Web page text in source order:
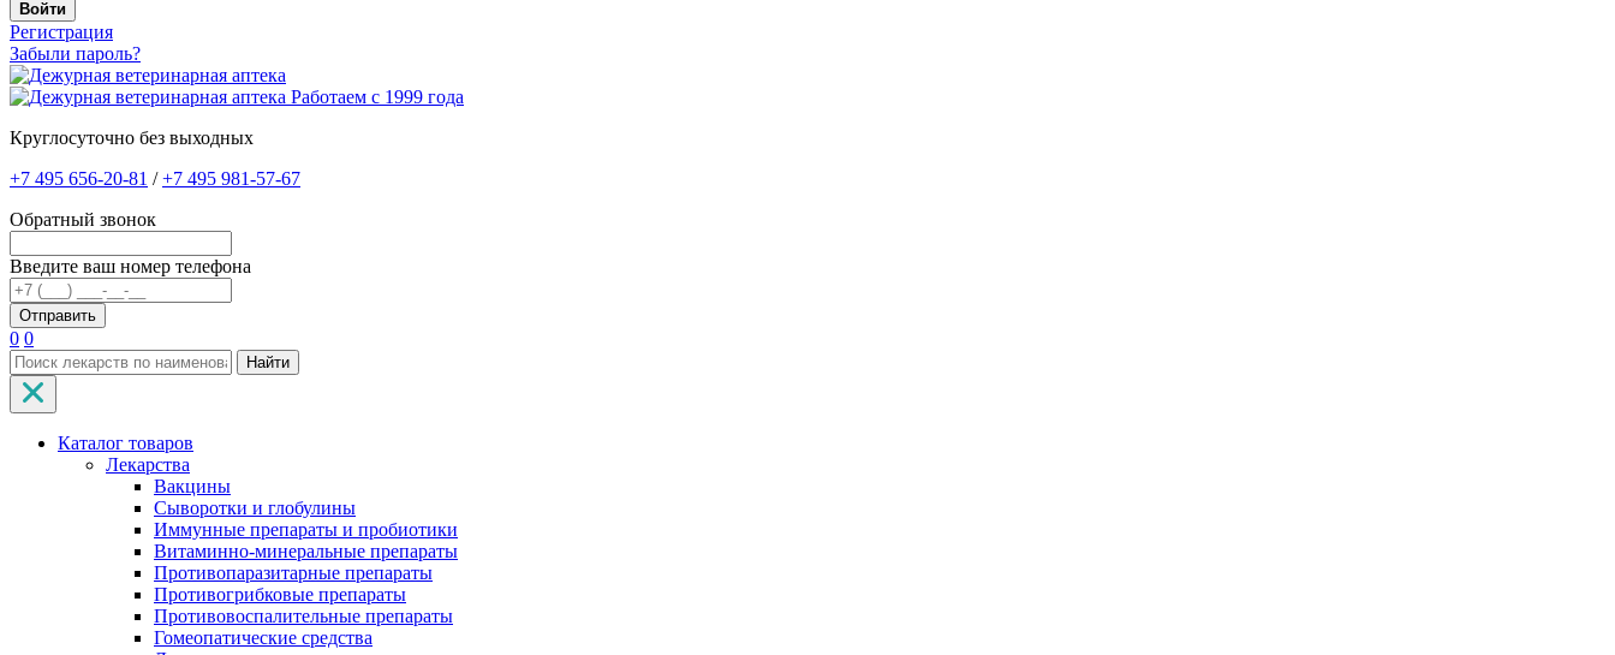
Войти
Регистрация
Забыли пароль?
Работаем с 1999 года
Круглосуточно без выходных
+7 495 656-20-81 /+7 495 981-57-67
Обратный звонок
Введите ваш номер телефона
0 0
Найти
Каталог товаров
Лекарства
Вакцины
Сыворотки и глобулины
Иммунные препараты и пробиотики
Витаминно-минеральные препараты
Противопаразитарные препараты
Противогрибковые препараты
Противовоспалительные препараты
Гомеопатические средства